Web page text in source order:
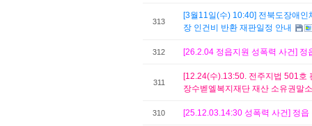
313
[3월11일(수) 10:40] 전북도장애
장 인건비 반환 재판일정 안내
312 [26.2.04 정읍지원 성폭력 사건] 정
311
[12.24(수).13:50. 전주지법 501호
장수벧엘복지재단 재산 소유권말
310 [25.12.03.14:30 성폭력 사건] 정